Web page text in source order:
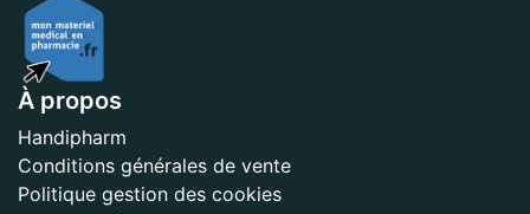
À propos
Handipharm
Conditions générales de vente
Politique gestion des cookies